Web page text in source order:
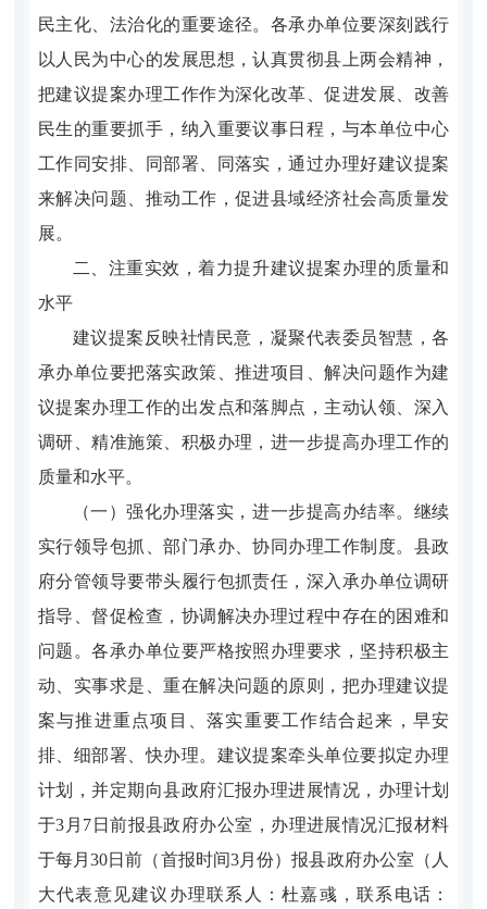
民主化、法治化的重要途径。各承办单位要深刻践行
以人民为中心的发展思想，认真贯彻县上两会精神，
把建议提案办理工作作为深化改革、促进发展、改善
民生的重要抓手，纳入重要议事日程，与本单位中心
工作同安排、同部署、
同落实，通过办理好建议提案
来解决问题、推动工作，促进县域经济社会高质量发
展。
二、注重实效，着力提升建议提案办理的质量和
水平
建议提案反映社情民意，凝聚代表委员智慧，各
承办单位要把落实政策、推进项目、解决问题作为建
议提案办理工作的出发点和落脚点，主动认领、深入
调研、精准施策、积极办理，进一步提高办理工作的
质量和水平。
（一）强化办理落实，进一步提高办结率。 继续
实行领导包抓
、部门承办、协同办理工作制度。县政
府分管领导要带头履行包抓责任，深入承办单位调研
指导、督促检查，协调解决办理过程中存在的困难和
问题。各承办单位要严格按照办理要求，坚持积极主
动、实事求是、重在解决问题的原则，把办理建议提
案与推进重点项目、落实重要工作结合起来，早安
排、细部署、快办理。建议提案牵头单位要拟定办理
计划，并定期向县政府汇报办理进展情况，办理计划
于3 月 7 日前报县政府办公室，办理进展情况汇报材料
于每月30日前（首报时间3月份）报县政府办公室（人
大代表意见建议办理联系人：杜嘉彧，联系电话：